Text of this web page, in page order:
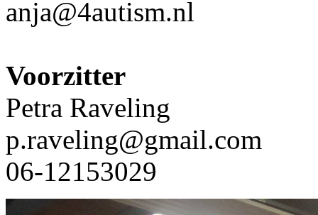
anja@4autism.nl
Voorzitter
Petra Raveling
p.raveling@gmail.com
06-12153029